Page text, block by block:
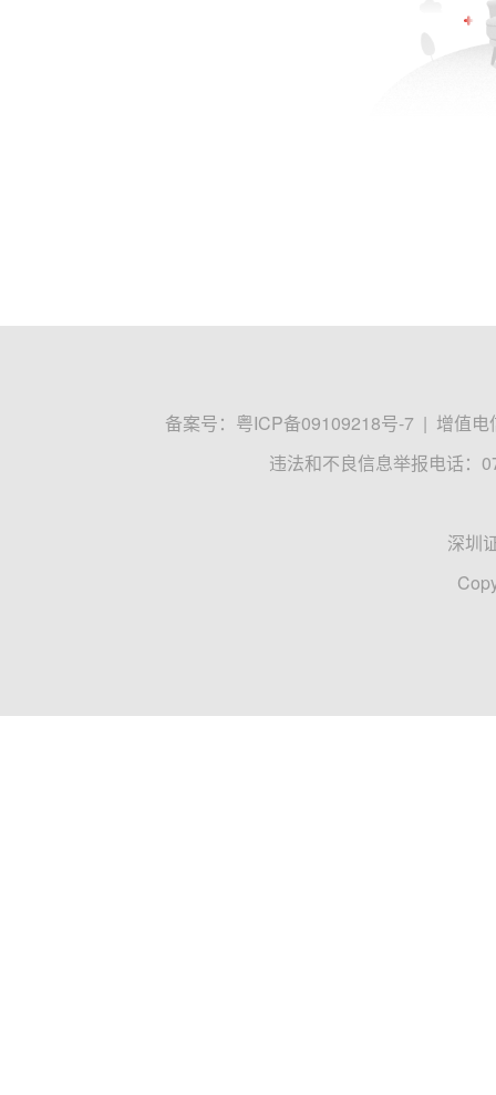
备案号： 粤ICP备09109218号-7 | 增值电
违法和不良信息举报电话：
深圳